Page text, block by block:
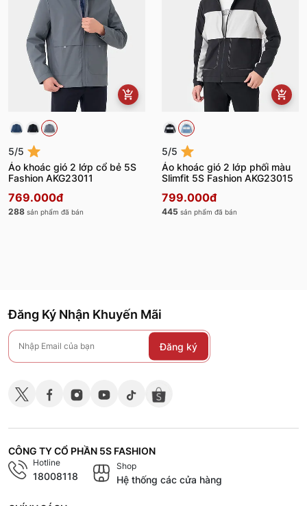
5/5
Áo khoác gió 2 lớp cổ bẻ 5S
Fashion AKG23011
769.000đ
288 sản phẩm đã bán
5/5
Áo khoác gió 2 lớp phối màu
Slimfit 5S Fashion AKG23015
799.000đ
445 sản phẩm đã bán
Đăng Ký Nhận Khuyến Mãi
Đăng ký
CÔNG TY CỔ PHẦN 5S FASHION
Hotline
18008118
Shop
Hệ thống các cửa hàng